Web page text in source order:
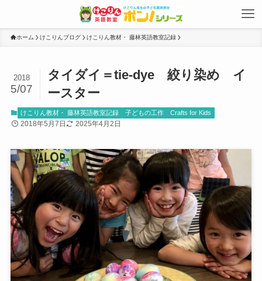
ホーム けこりんブログ けこりん教材・ 藤林英語教室記録
タイダイ＝tie-dye 絞り染め イ
ースター
2018
5/07
けこりん教材・ 藤林英語教室記録 子どもの工作 Crafts for Kids
2018年5月7日 2025年4月2日